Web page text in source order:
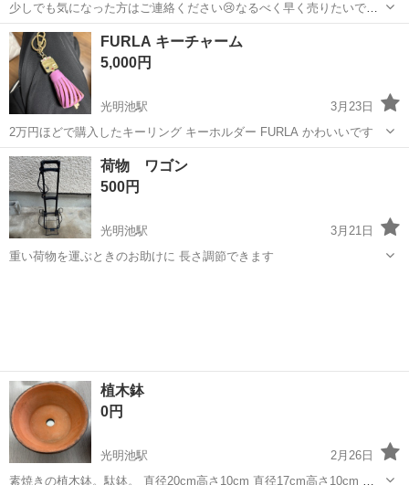
少しでも気になった方はご連絡ください😢なるべく早く売りたいです
🙌 写真にはないですが、じぇるくんのシリコンポーチもあります。 ま
とめ売りです。 STPR、すとぷりのグッズです。 傷があるので安価
です。 できるだけ早くとり...
大阪 堺市 光明池駅 その他
FURLA キーチャーム
5,000円
光明池駅
3月23日
2万円ほどで購入したキーリング キーホルダー FURLA かわいいです
大阪 堺市 光明池駅
荷物 ワゴン
500円
光明池駅
3月21日
重い荷物を運ぶときのお助けに 長さ調節できます
植木鉢
0円
光明池駅
2月26日
素焼きの植木鉢。駄鉢。 直径20cm高さ10cm 直径17cm高さ10cm で